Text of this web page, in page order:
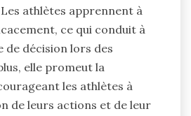
athlètes apprennent à
ce qui conduit à
de décision lors des
elle promeut la
les athlètes à
de leurs actions et de leur